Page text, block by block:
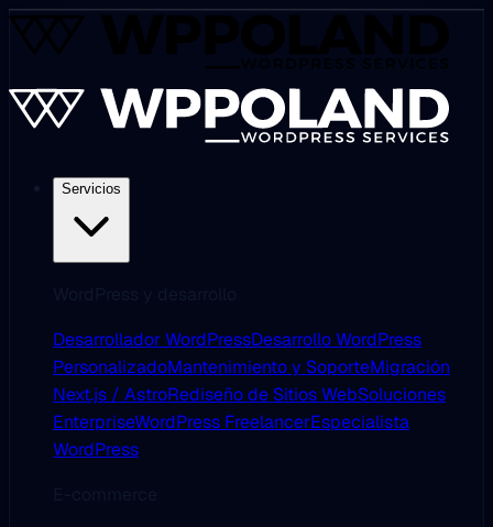
Servicios
Desarrollador WordPressDesarrollo WordPress
PersonalizadoMantenimiento y SoporteMigración
Next.js / AstroRediseño de Sitios WebSoluciones
EnterpriseWordPress FreelancerEspecialista
WordPress